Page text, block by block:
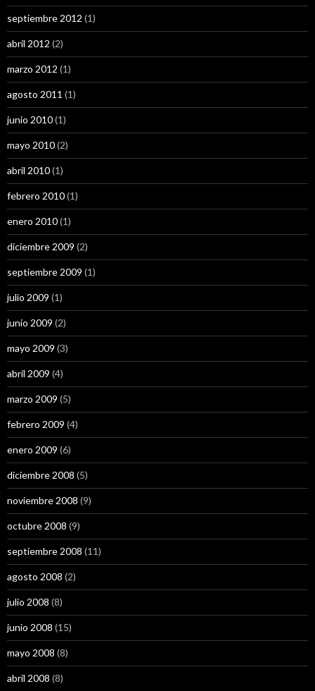
septiembre 2012 (1)
abril 2012 (2)
marzo 2012 (1)
agosto 2011 (1)
junio 2010(1)
mayo 2010(2)
abril 2010(1)
febrero 2010(1)
enero 2010(1)
diciembre 2009 (2)
septiembre 2009 (1)
julio 2009 (1)
junio 2009 (2)
mayo 2009 (3)
abril 2009 (4)
marzo 2009 (5)
febrero 2009 (4)
enero 2009 (6)
diciembre 2008 (5)
noviembre 2008 (9)
octubre 2008 (9)
septiembre 2008 (11)
agosto 2008 (2)
julio 2008 (8)
junio 2008 (15)
mayo 2008 (8)
abril 2008 (8)